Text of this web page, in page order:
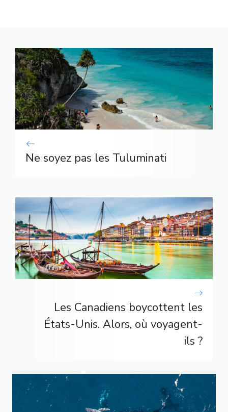
Ne soyez pas les Tuluminati
Les Canadiens boycottent les
États-Unis. Alors, où voyagent-
ils ?